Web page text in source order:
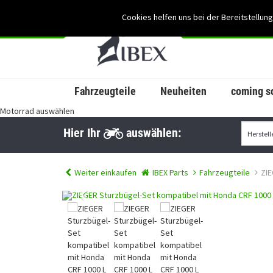
Cookies helfen uns bei der
Fahrzeugteile Neuheiten coming
Motorrad auswählen
Hier Ihr auswählen:
Weiter einkaufen IBEX Parts Fahrzeugteile